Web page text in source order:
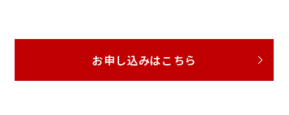
お申し込みはこちら